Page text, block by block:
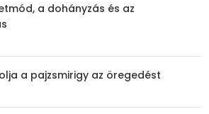
a dohányzás és az
a pajzsmirigy az öregedést